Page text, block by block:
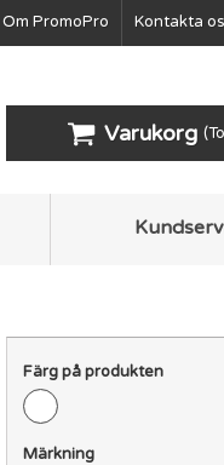
Kontakta
Om PromoPro
Varukorg
Färg på produkten
Märkning